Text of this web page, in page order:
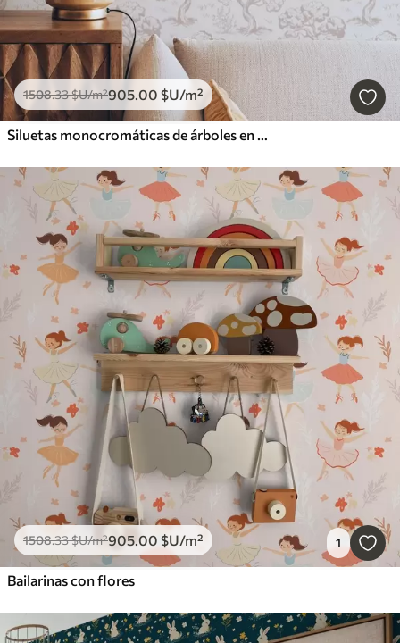
1508.33$U/m²905.00 $U/m²
Siluetas monocromáticas de árboles en estilo vintage, combinación de colores beige
1508.33$U/m²905.00 $U/m² 1
Bailarinas con flores